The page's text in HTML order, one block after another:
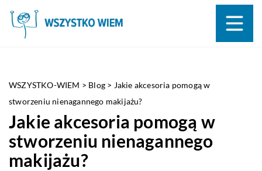
WSZYSTKO-WIEM > Blog > Jakie akcesoria pomogą w
stworzeniu nienagannego makijażu?
Jakie akcesoria pomogą w
stworzeniu nienagannego
makijażu?